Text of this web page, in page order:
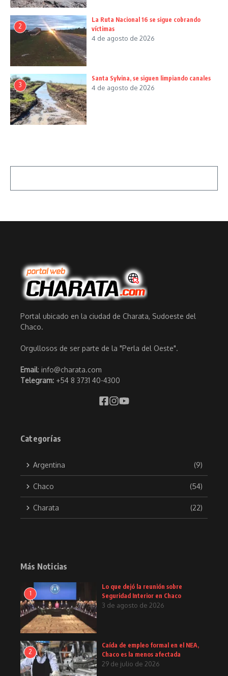
2
La Ruta Nacional 16 se sigue cobrando
víctimas
4 de agosto de 2026
3
Santa Sylvina, se siguen limpiando canales
4 de agosto de 2026
Portal ubicado en la ciudad de Charata, Sudoeste del
Chaco.
Orgullosos de ser parte de la "Perla del Oeste".
Email: info@charata.com
Telegram: +54 8 3731 40-4300
Categorías
Argentina (9)
Chaco (54)
Charata (22)
Más Noticias
1
Lo que dejó la reunión sobre
Seguridad Interior en Chaco
3 de agosto de 2026
2
Caída de empleo formal en el NEA,
Chaco es la menos afectada
29 de julio de 2026